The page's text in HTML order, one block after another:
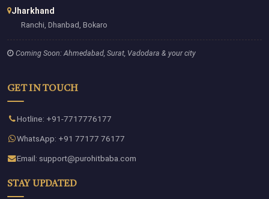
Jharkhand
Ranchi, Dhanbad, Bokaro
Coming Soon: Ahmedabad, Surat, Vadodara & your city
GET IN TOUCH
Hotline: +91-7717776177
WhatsApp: +91 77177 76177
Email: support@purohitbaba.com
STAY UPDATED